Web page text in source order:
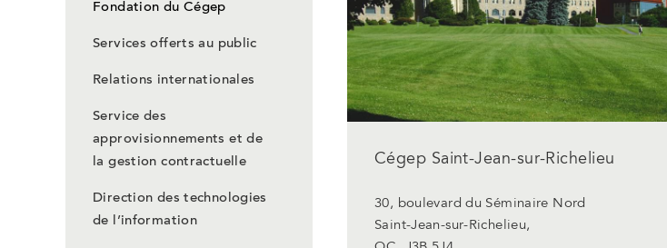
Fondation du Cégep
Services offerts au public
Relations internationales
Service des
approvisionnements et de
la gestion contractuelle
Direction des technologies
de l’information
Cégep Saint-Jean-sur-Richelieu
30, boulevard du Séminaire Nord
Saint-Jean-sur-Richelieu,